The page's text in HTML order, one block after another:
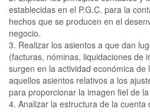
establecidas en el P.G.C. para la
hechos que se producen en el
negocio.
3. Realizar los asientos a que dan
(facturas, nóminas, liquidaciones de
surgen en la actividad económica
aquellos asientos relativos a los
para proporcionar la imagen fiel de
4. Analizar la estructura de la cuenta